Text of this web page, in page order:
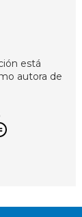
está
autora de